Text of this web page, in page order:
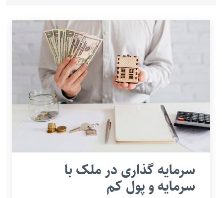
سرمایه گذاری در ملک با
سرمایه و پول کم